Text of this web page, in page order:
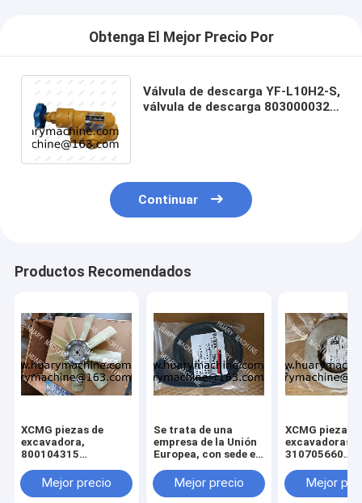
Obtenga El Mejor Precio Por
Válvula de descarga YF-L10H2-S,
válvula de descarga 803000032,
Continuar
Productos Recomendados
XCMG piezas de
excavadora,
800104315
xcmg xe 130 xe 150
Mejor precio
Se trata de una
empresa de la Unión
Europea, con sede en
Mejor precio
XCMG piezas
excavadoras,
310705660
3299000666
329900710
Mejor